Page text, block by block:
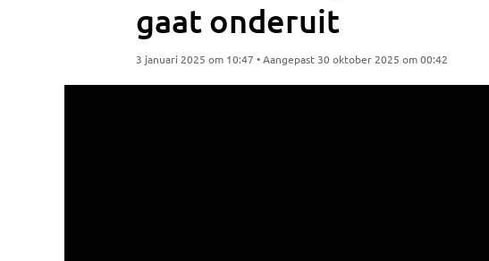
gaat onderuit
3 januari 2025 om 10:47 • Aangepast 30 oktober 2025 om 00:42